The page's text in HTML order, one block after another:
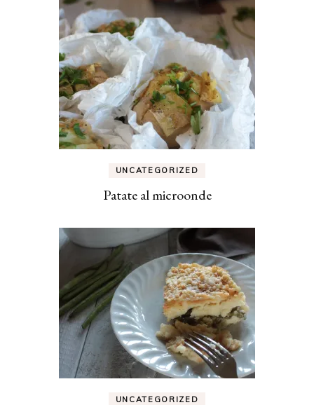
UNCATEGORIZED
Patate al microonde
UNCATEGORIZED